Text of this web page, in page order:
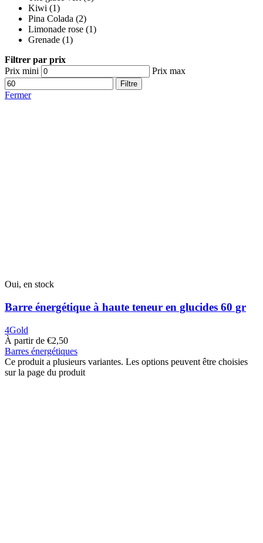
Kiwi (1)
Pina Colada (2)
Limonade rose (1)
Grenade (1)
Filtrer par prix
Prix mini
Prix max
Filtre
Fermer
Oui, en stock
Barre énergétique à haute teneur en glucides 60 gr
4Gold
À partir de €2,50
Barres énergétiques
Ce produit a plusieurs variantes. Les options peuvent être choisies
sur la page du produit